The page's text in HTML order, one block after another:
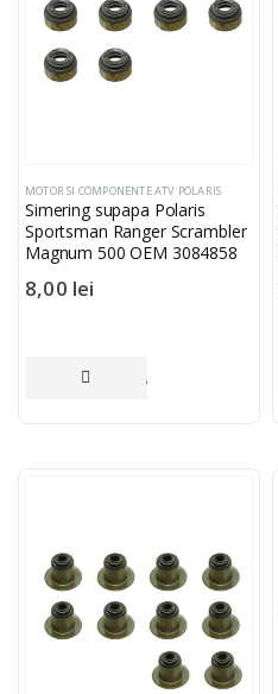
MOTOR SI COMPONENTE ATV POLARIS
Simering supapa Polaris
Sportsman Ranger Scrambler
Magnum 500 OEM 3084858
8,00 lei
ADAUGĂ ÎN COȘ